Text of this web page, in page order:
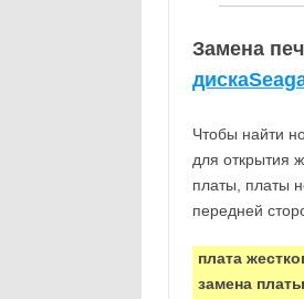
Замена
Чтобы найти
для открытия
платы, платы
передней
плата
замена